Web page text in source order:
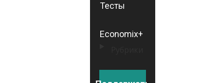
Тесты
Economix+